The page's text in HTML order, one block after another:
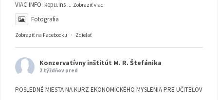
VIAC INFO: kepu.ins ... Zobraziť viac
Fotografia
Zobraziť na Facebooku · Zdieľať
Konzervatívny inštitút M. R. Štefánika
2 týždňov pred
POSLEDNÉ MIESTA NA KURZ EKONOMICKÉHO MYSLENIA PRE UČITEĽOV